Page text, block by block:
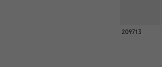
209713